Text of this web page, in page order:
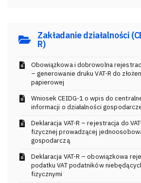
Zakładanie działalności
R)
Obowiązkowa i dobrowolna
– generowanie druku VAT-R do
papierowej
Wniosek CEIDG-1 o wpis do
informacji o działalności
Deklaracja VAT-R – rejestracja do
fizycznej prowadzącej
gospodarczą
Deklaracja VAT-R – obowiązkowa
podatku VAT podatników
fizycznymi